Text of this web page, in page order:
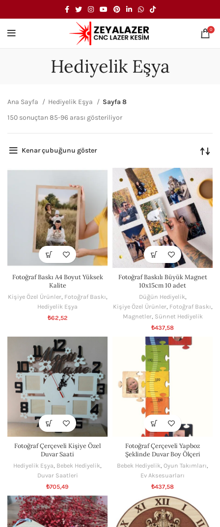
0
Hediyelik Eşya
Ana Sayfa Hediyelik Eşya
Sayfa 8
150 sonuçtan 85-96 arası gösteriliyor
Kenar çubuğunu göster
Fotoğraf Baskı A4 Boyut Yüksek
Kalite
Kişiye Özel Ürünler, Fotoğraf Baskı,
Hediyelik Eşya
₺62,52
Fotoğraf Baskılı Büyük Magnet
10x15cm 10 adet
Düğün Hediyelik,
Kişiye Özel Ürünler, Fotoğraf Baskı,
Magnetler, Sünnet Hediyelik
₺437,58
Fotoğraf Çerçeveli Kişiye Özel
Duvar Saati
Hediyelik Eşya, Bebek Hediyelik,
Duvar Saatleri
₺705,49
Fotoğraf Çerçeveli Yapboz
Şeklinde Duvar Boy Ölçeri
Bebek Hediyelik, Oyun Takımları,
Ev Aksesuarları
₺437,58